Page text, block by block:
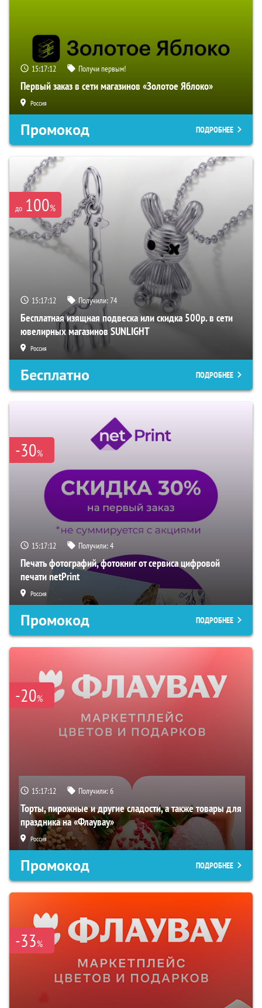
15:17:11 Получи первым!
Первый заказ в сети магазинов «Золотое Яблоко»
Россия
Промокод ПОДРОБНЕЕ
до 100%
15:17:11 Получили:74
Бесплатная изящная подвеска или скидка 500р. в сети
ювелирных магазинов SUNLIGHT
Россия
Бесплатно ПОДРОБНЕЕ
-30%
15:17:11 Получили:4
Печать фотографий, фотокниг от сервиса цифровой
печати netPrint
Россия
Промокод ПОДРОБНЕЕ
-20%
15:17:11 Получили:6
Торты, пирожные и другие сладости, а также товары для
праздника на «Флаувау»
Россия
Промокод ПОДРОБНЕЕ
-33%